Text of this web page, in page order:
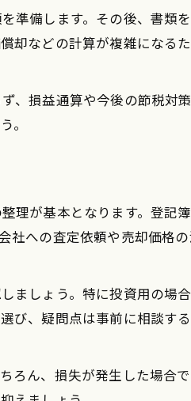
い失敗例
を解説
通算の疑問点
トとは
例紹介
節税を考える
礎知識
利用方法
証
申告手続き
準備します。その後、書類
却などの計算が複雑になる
、損益通算や今後の節税対
。
が基本となります。登記
社への査定依頼や売却価格
ましょう。特に投資用の場
び、疑問点は事前に相談す
ろん、損失が発生した場合